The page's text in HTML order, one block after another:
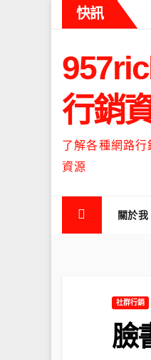
快訊
Threads什麼時候流量最高
行銷
了解各種網路
資源
關於
社群行銷
臉